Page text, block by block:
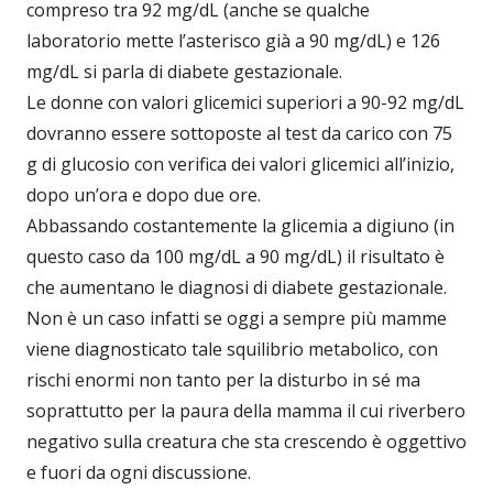
compreso tra 92 mg/dL (anche se qualche
laboratorio mette l’asterisco già a 90 mg/dL) e 126
mg/dL si parla di diabete gestazionale.
Le donne con valori glicemici superiori a 90-92 mg/dL
dovranno essere sottoposte al test da carico con 75
g di glucosio con verifica dei valori glicemici all’inizio,
dopo un’ora e dopo due ore.
Abbassando costantemente la glicemia a digiuno (in
questo caso da 100 mg/dL a 90 mg/dL) il risultato è
che aumentano le diagnosi di diabete gestazionale.
Non è un caso infatti se oggi a sempre più mamme
viene diagnosticato tale squilibrio metabolico, con
rischi enormi non tanto per la disturbo in sé ma
soprattutto per la paura della mamma il cui riverbero
negativo sulla creatura che sta crescendo è oggettivo
e fuori da ogni discussione.